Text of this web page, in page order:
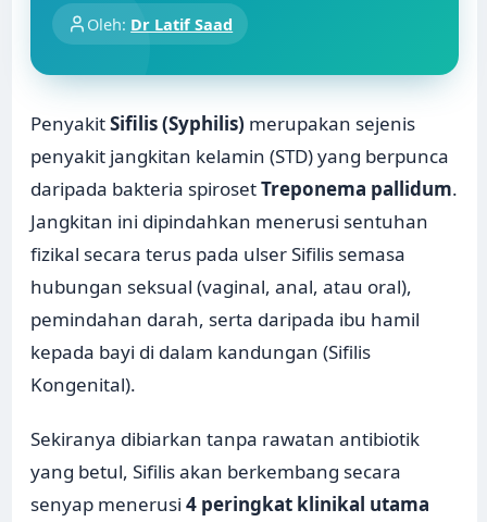
Oleh: Dr Latif Saad
PenyakitSifilis (Syphilis) merupakan sejenis
penyakit jangkitan kelamin (STD) yang berpunca
daripada bakteria spirosetTreponema pallidum.
Jangkitan ini dipindahkan menerusi sentuhan
fizikal secara terus pada ulser Sifilis semasa
hubungan seksual (vaginal, anal, atau oral),
pemindahan darah, serta daripada ibu hamil
kepada bayi di dalam kandungan (Sifilis
Kongenital).
Sekiranya dibiarkan tanpa rawatan antibiotik
yang betul, Sifilis akan berkembang secara
senyap menerusi4 peringkat klinikal utama